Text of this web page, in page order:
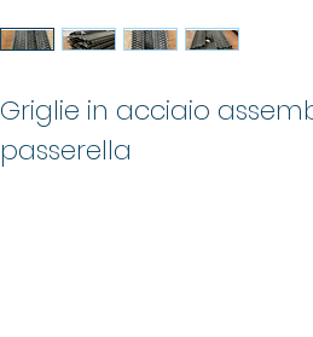
Griglie in acciaio
passerella